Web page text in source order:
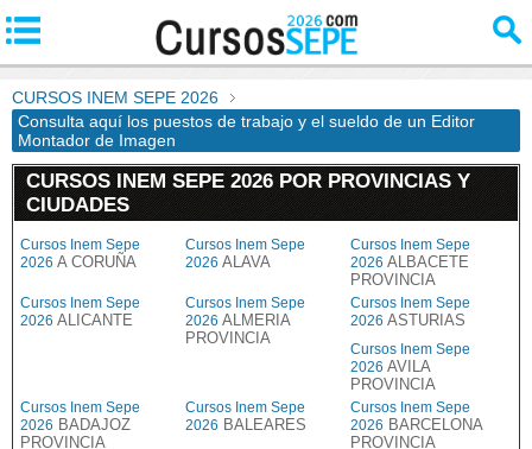
CURSOS INEM SEPE 2026
Consulta aquí los puestos de trabajo y el sueldo de un Editor
Montador de Imagen
CURSOS INEM SEPE 2026 POR PROVINCIAS Y
CIUDADES
Cursos Inem Sepe
2026 A CORUÑA
Cursos Inem Sepe
2026 ALAVA
Cursos Inem Sepe
2026 ALBACETE
PROVINCIA
Cursos Inem Sepe
2026 ALICANTE
Cursos Inem Sepe
2026 ALMERIA
PROVINCIA
Cursos Inem Sepe
2026 ASTURIAS
Cursos Inem Sepe
2026 AVILA
PROVINCIA
Cursos Inem Sepe
2026 BADAJOZ
PROVINCIA
Cursos Inem Sepe
2026 BALEARES
Cursos Inem Sepe
2026 BARCELONA
PROVINCIA